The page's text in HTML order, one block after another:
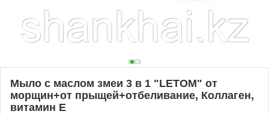
Мыло с маслом змеи 3 в 1 "LETOM" от
морщин+от прыщей+отбеливание, Коллаген,
витамин Е